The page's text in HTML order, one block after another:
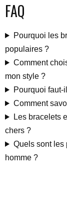
FAQ
Pourquoi les
populaires ?
Comment
mon style ?
Pourquoi faut-
Comment
Les bracelets
chers ?
Quels sont les
homme ?